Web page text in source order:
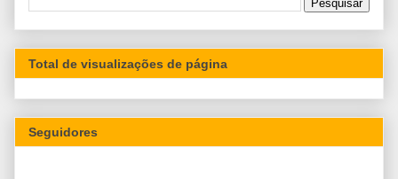
Total de visualizações de página
Seguidores